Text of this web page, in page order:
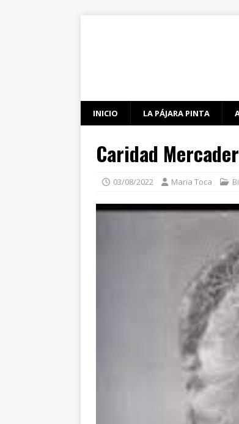
INICIO LA PÁJARA PINTA
Caridad Mercader
03/08/2022 Maria Toca